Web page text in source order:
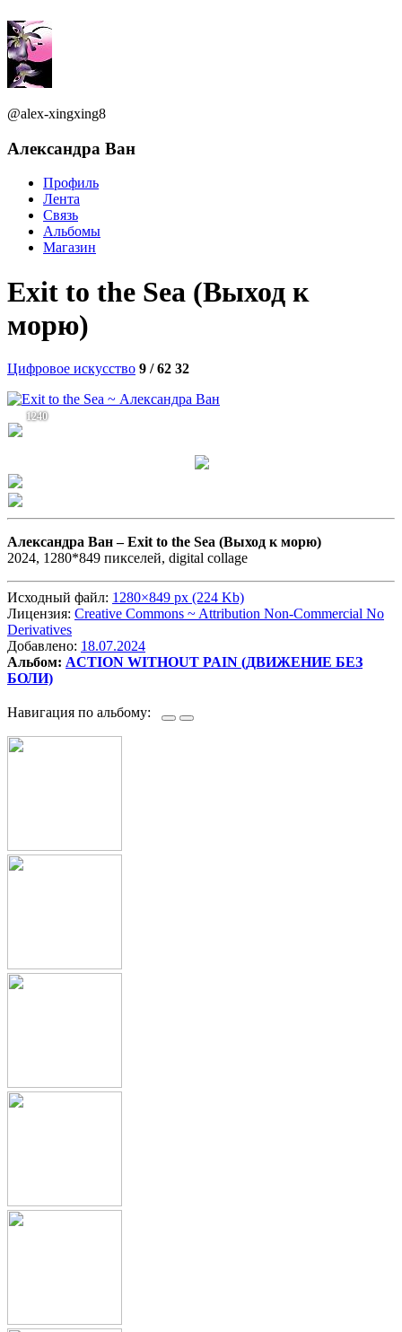
@alex-xingxing8
Александра Ван
Профиль
Лента
Связь
Альбомы
Магазин
Exit to the Sea (Выход к
морю)
Цифровое искусство 9 / 62 32
1240
Александра Ван –Exit to the Sea (Выход к морю)
2024, 1280*849 пикселей, digital collage
Исходный файл: 1280×849 px (224 Kb)
Лицензия: Creative Commons ~ Attribution Non-Commercial No
Derivatives
Добавлено: 18.07.2024
Альбом: ACTION WITHOUT PAIN (ДВИЖЕНИЕ БЕЗ
БОЛИ)
Навигация по альбому: